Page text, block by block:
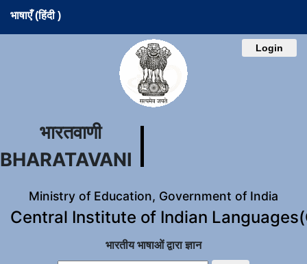
भाषाएँ (हिंदी )
Login
भारतवाणी
BHARATAVANI
Ministry of Education, Government of India
Central Institute of Indian
भारतीय भाषाओं द्वारा ज्ञान